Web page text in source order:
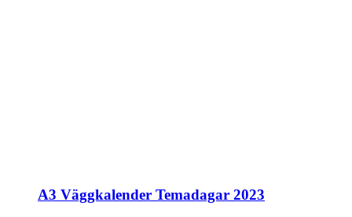
A3 Väggkalender Temadagar 2023